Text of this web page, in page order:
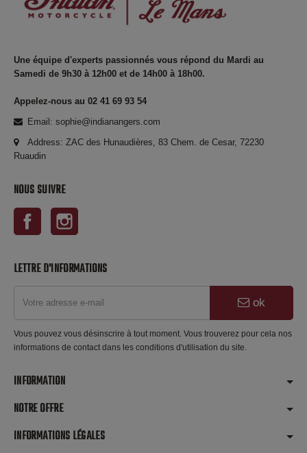
Une équipe d'experts passionnés vous répond du Mardi au
Samedi de 9h30 à 12h00 et de 14h00 à 18h00.
Appelez-nous au 02 41 69 93 54
Email: sophie@indianangers.com
Address: ZAC des Hunaudières, 83 Chem. de Cesar, 72230
Ruaudin
NOUS SUIVRE
Facebook
LETTRE D'INFORMATIONS
ok
Vous pouvez vous désinscrire à tout moment. Vous trouverez pour cela nos
informations de contact dans les conditions d'utilisation du site.
INFORMATION
NOTRE OFFRE
INFORMATIONS LÉGALES